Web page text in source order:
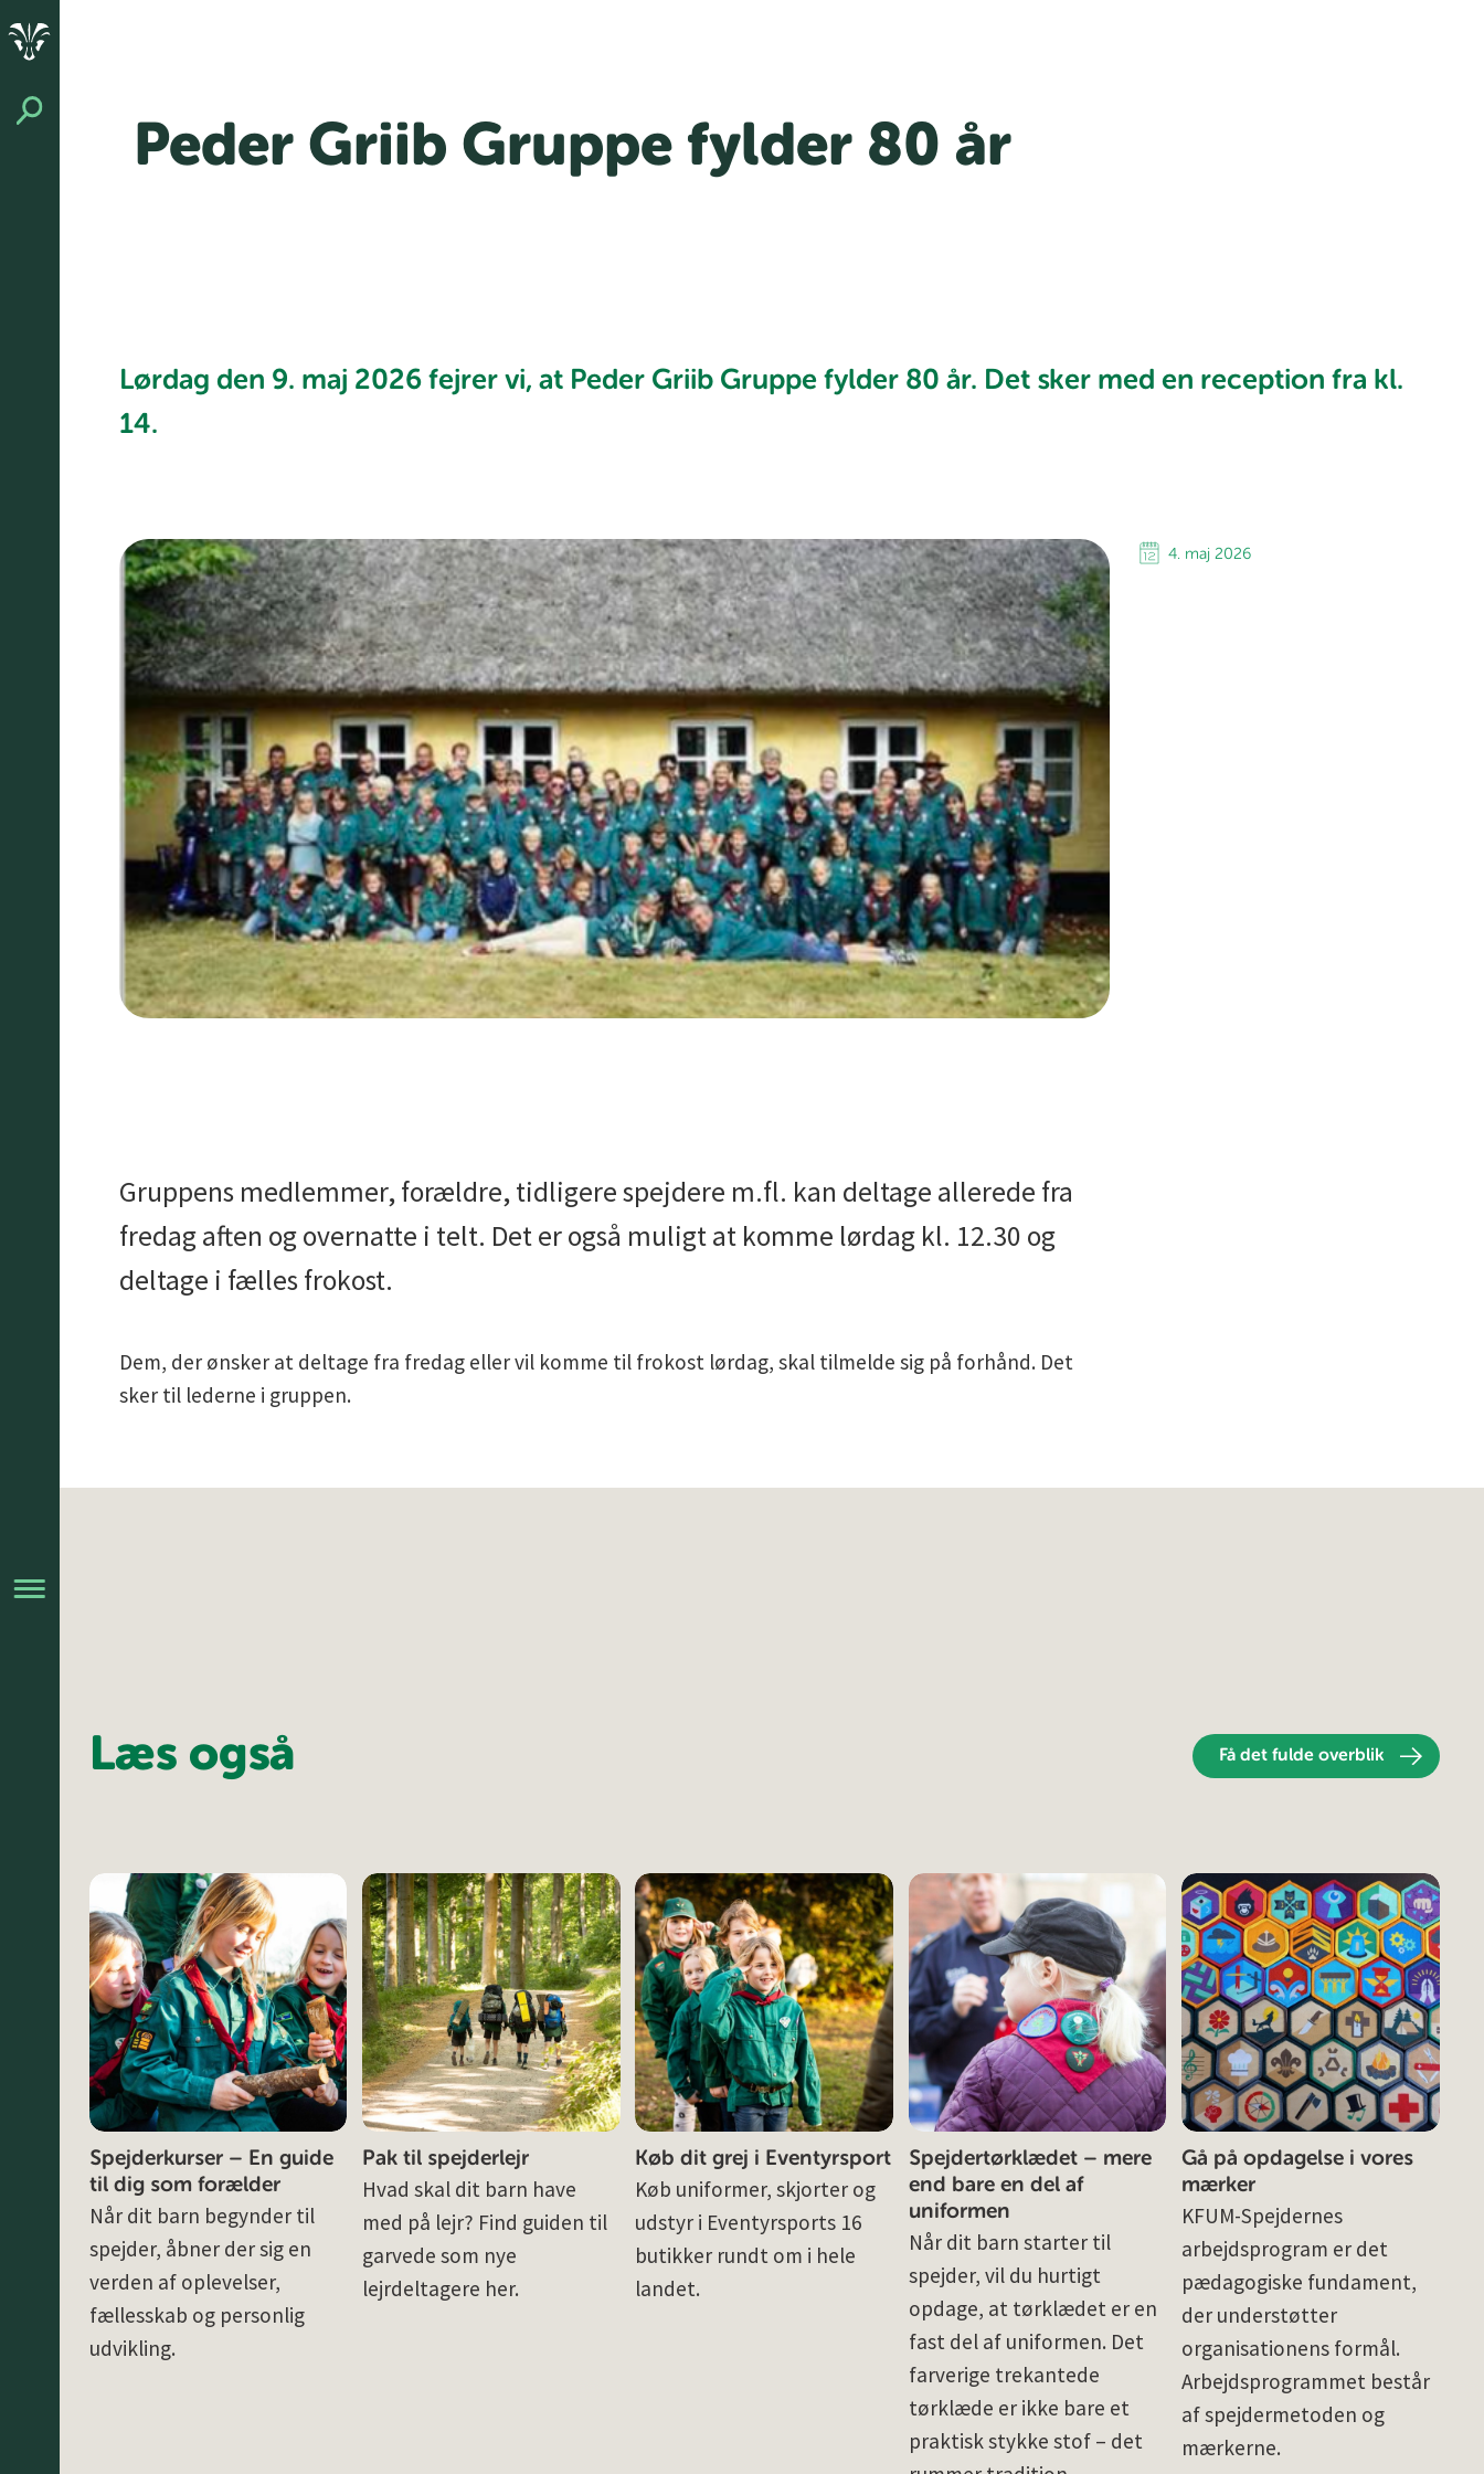
Peder Griib Gruppe fylder 80 år
Lørdag den 9. maj 2026 fejrer vi, at Peder Griib Gruppe fylder 80 år. Det sker med en reception fra kl.
14.
Gruppens medlemmer, forældre, tidligere spejdere m.fl. kan deltage allerede fra
fredag aften og overnatte i telt. Det er også muligt at komme lørdag kl. 12.30 og
deltage i fælles frokost.
Dem, der ønsker at deltage fra fredag eller vil komme til frokost lørdag, skal tilmelde sig på forhånd. Det
sker til lederne i gruppen.
4. maj 2026
Læs også Få det fulde overblik
Spejderkurser – En guide
til dig som forælder
Når dit barn begynder til
spejder, åbner der sig en
verden af oplevelser,
fællesskab og personlig
udvikling.
Pak til spejderlejr
Hvad skal dit barn have
med på lejr? Find guiden til
garvede som nye
lejrdeltagere her.
Køb dit grej i Eventyrsport
Køb uniformer, skjorter og
udstyr i Eventyrsports 16
butikker rundt om i hele
landet.
Spejdertørklædet – mere
end bare en del af
uniformen
Når dit barn starter til
spejder, vil du hurtigt
opdage, at tørklædet er en
fast del af uniformen. Det
farverige trekantede
tørklæde er ikke bare et
praktisk stykke stof – det
Gå på opdagelse i vores
mærker
KFUM-Spejdernes
arbejdsprogram er det
pædagogiske fundament,
der understøtter
organisationens formål.
Arbejdsprogrammet består
af spejdermetoden og
mærkerne.